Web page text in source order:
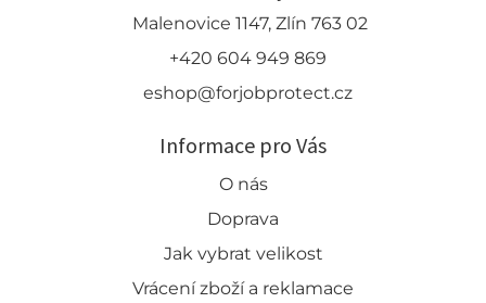
Malenovice 1147, Zlín 763 02
+420 604 949 869
eshop@forjobprotect.cz
Informace pro Vás
O nás
Doprava
Jak vybrat velikost
Vrácení zboží a reklamace